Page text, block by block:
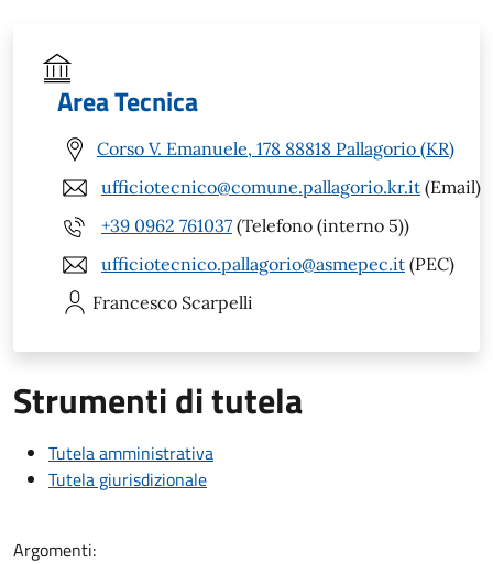
Area Tecnica
Corso V. Emanuele, 178 88818 Pallagorio (KR)
ufficiotecnico@comune.pallagorio.kr.it (Email)
+39 0962 761037 (Telefono (interno 5))
ufficiotecnico.pallagorio@asmepec.it (PEC)
Francesco Scarpelli
Strumenti di tutela
Tutela amministrativa
Tutela giurisdizionale
Argomenti: